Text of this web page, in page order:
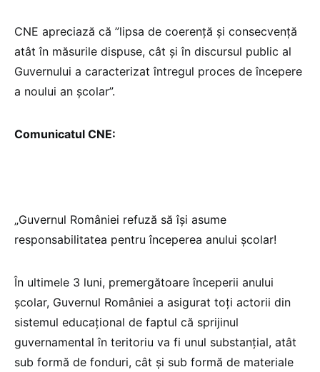
CNE apreciază că ”lipsa de coerență și consecvență
atât în măsurile dispuse, cât și în discursul public al
Guvernului a caracterizat întregul proces de începere
a noului an școlar”.
Comunicatul CNE:
„Guvernul României refuză să își asume
responsabilitatea pentru începerea anului școlar!
În ultimele 3 luni, premergătoare începerii anului
școlar, Guvernul României a asigurat toți actorii din
sistemul educațional de faptul că sprijinul
guvernamental în teritoriu va fi unul substanțial, atât
sub formă de fonduri, cât și sub formă de materiale